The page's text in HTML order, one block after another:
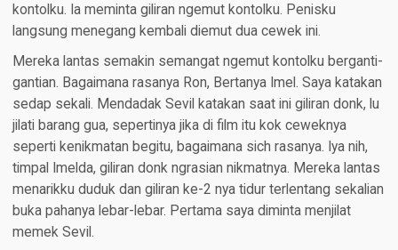
kontolku. Ia meminta giliran ngemut kontolku. Penisku
langsung menegang kembali diemut dua cewek ini.
Mereka lantas semakin semangat ngemut kontolku berganti-
gantian. Bagaimana rasanya Ron, Bertanya Imel. Saya katakan
sedap sekali. Mendadak Sevil katakan saat ini giliran donk, lu
jilati barang gua, sepertinya jika di film itu kok ceweknya
seperti kenikmatan begitu, bagaimana sich rasanya. Iya nih,
timpal Imelda, giliran donk ngrasian nikmatnya. Mereka lantas
menarikku duduk dan giliran ke-2 nya tidur terlentang sekalian
buka pahanya lebar-lebar. Pertama saya diminta menjilat
memek Sevil.